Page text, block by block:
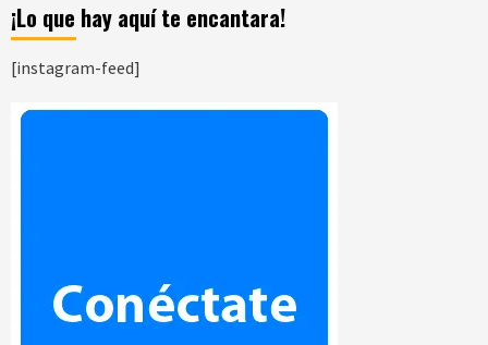
¡Lo que hay aquí te encantara!
[instagram-feed]